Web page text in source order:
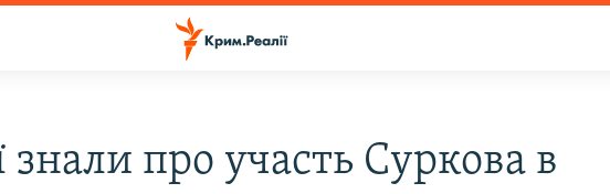
знали про участь Суркова в